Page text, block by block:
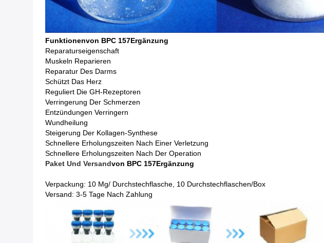
FunktionenVon BPC 157Ergänzung
Reparaturseigenschaft
Muskeln Reparieren
Reparatur Des Darms
Schützt Das Herz
Reguliert Die GH-Rezeptoren
Verringerung Der Schmerzen
Entzündungen Verringern
Wundheilung
Steigerung Der Kollagen-Synthese
Schnellere Erholungszeiten Nach Einer Verletzung
Schnellere Erholungszeiten Nach Der Operation
Paket Und VersandVon BPC 157Ergänzung
Verpackung: 10 Mg/ Durchstechflasche, 10 Durchstechflaschen/Box
Versand: 3-5 Tage Nach Zahlung